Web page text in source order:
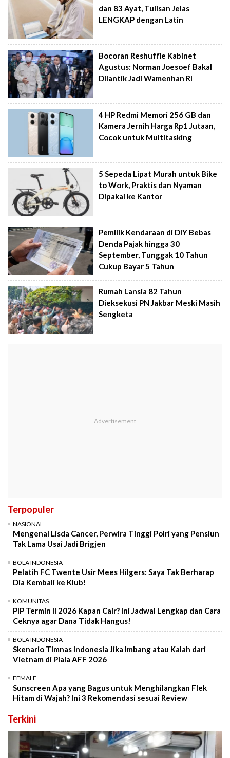
dan 83 Ayat, Tulisan Jelas
LENGKAP dengan Latin
Bocoran Reshuffle Kabinet
Agustus: Norman Joesoef Bakal
Dilantik Jadi Wamenhan RI
4 HP Redmi Memori 256 GB dan
Kamera Jernih Harga Rp1 Jutaan,
Cocok untuk Multitasking
5 Sepeda Lipat Murah untuk Bike
to Work, Praktis dan Nyaman
Dipakai ke Kantor
Pemilik Kendaraan di DIY Bebas
Denda Pajak hingga 30
September, Tunggak 10 Tahun
Cukup Bayar 5 Tahun
Rumah Lansia 82 Tahun
Dieksekusi PN Jakbar Meski Masih
Sengketa
Terpopuler
NASIONAL
Mengenal Lisda Cancer, Perwira Tinggi Polri yang Pensiun
Tak Lama Usai Jadi Brigjen
BOLA INDONESIA
Pelatih FC Twente Usir Mees Hilgers: Saya Tak Berharap
Dia Kembali ke Klub!
KOMUNITAS
PIP Termin II 2026 Kapan Cair? Ini Jadwal Lengkap dan Cara
Ceknya agar Dana Tidak Hangus!
BOLA INDONESIA
Skenario Timnas Indonesia Jika Imbang atau Kalah dari
Vietnam di Piala AFF 2026
FEMALE
Sunscreen Apa yang Bagus untuk Menghilangkan Flek
Hitam di Wajah? Ini 3 Rekomendasi sesuai Review
Terkini